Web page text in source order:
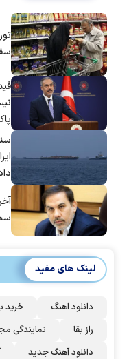
لینک های مفید
دانلود اهنگ خرید
راز بقا
نمایندگی
دانلود آهنگ جدید